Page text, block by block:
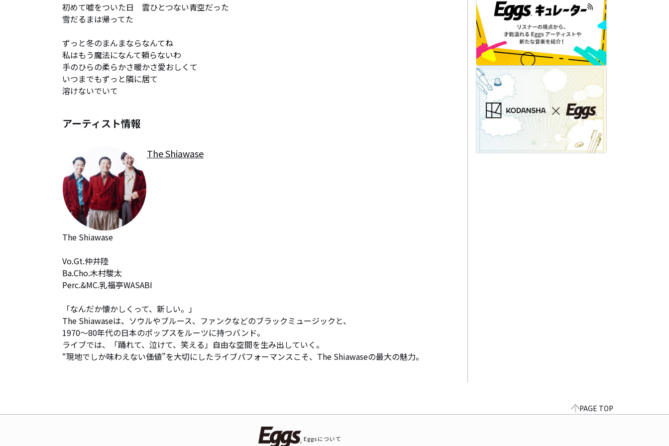
初めて嘘をついた日　雲ひとつない青空だった
雪だるまは帰ってた
ずっと冬のまんまならなんてね
私はもう魔法になんて頼らないわ
手のひらの柔らかさ暖かさ愛おしくて
いつまでもずっと隣に居て
溶けないでいて
アーティスト情報
The Shiawase
The Shiawase
Vo.Gt.仲井陸
Ba.Cho.木村駿太
Perc.&MC.乳福亭WASABI
「なんだか懐かしくって、新しい。」
The Shiawaseは、ソウルやブルース、ファンクなどのブラックミュージックと、
1970〜80年代の日本のポップスをルーツに持つバンド。
ライブでは、「踊れて、泣けて、笑える」自由な空間を生み出していく。
“現地でしか味わえない価値”を大切にしたライブパフォーマンスこそ、The Shiawaseの最大の魅力。
PAGE TOP
Eggsについて